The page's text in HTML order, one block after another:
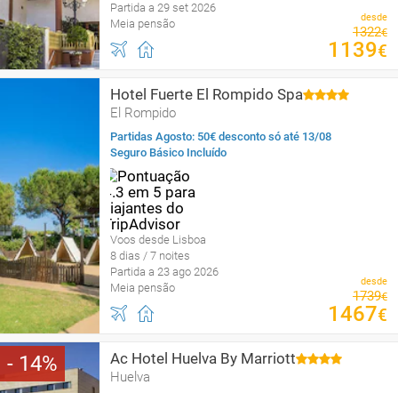
Partida a 29 set 2026
Meia pensão
desde
1322€
1139€
Hotel Fuerte El Rompido Spa
El Rompido
Partidas Agosto: 50€ desconto só até 13/08
Seguro Básico Incluído
Voos desde Lisboa
8 dias / 7 noites
Partida a 23 ago 2026
Meia pensão
desde
1739€
1467€
14 Ac Hotel Huelva By Marriott
Huelva